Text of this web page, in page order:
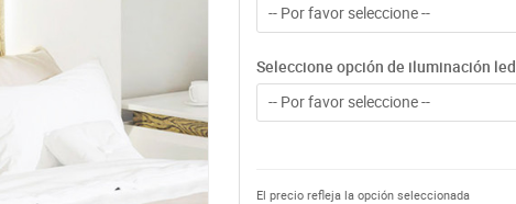
-- Por favor seleccione --
Seleccione opción de iluminación led
-- Por favor seleccione --
El precio refleja la opción seleccionada